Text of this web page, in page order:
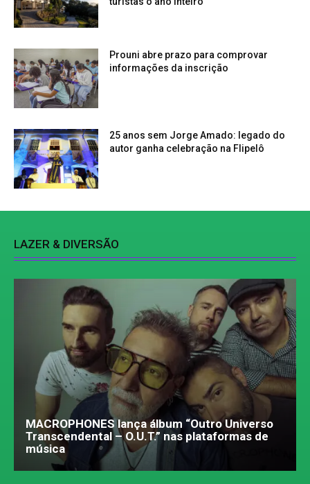
Prouni abre prazo para comprovar
informações da inscrição
25 anos sem Jorge Amado: legado do
autor ganha celebração na Flipelô
LAZER & DIVERSÃO
MACROPHONES lança álbum “Outro Universo
Transcendental – O.U.T.” nas plataformas de
música